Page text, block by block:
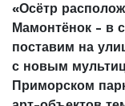
«Осётр
Мамонтёнок - в
поставим на
с новым
Приморском